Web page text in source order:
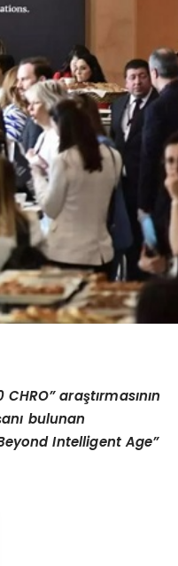
CHRO” araştırmasının
bulunan
Intelligent Age”